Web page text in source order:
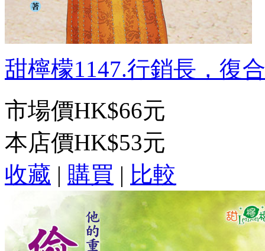
甜檸檬1147.行銷長，復
市場價HK$66元
本店價HK$53元
收藏 | 購買 | 比較